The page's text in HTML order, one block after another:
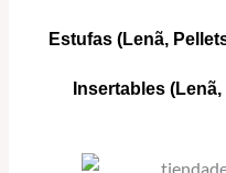
Estufas (Lenã,
Insertables (Lenã,